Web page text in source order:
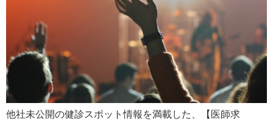
他社未公開の健診スポット情報を満載した、【医師求